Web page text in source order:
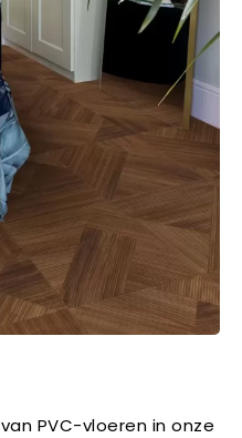
PVC-vloeren in onze